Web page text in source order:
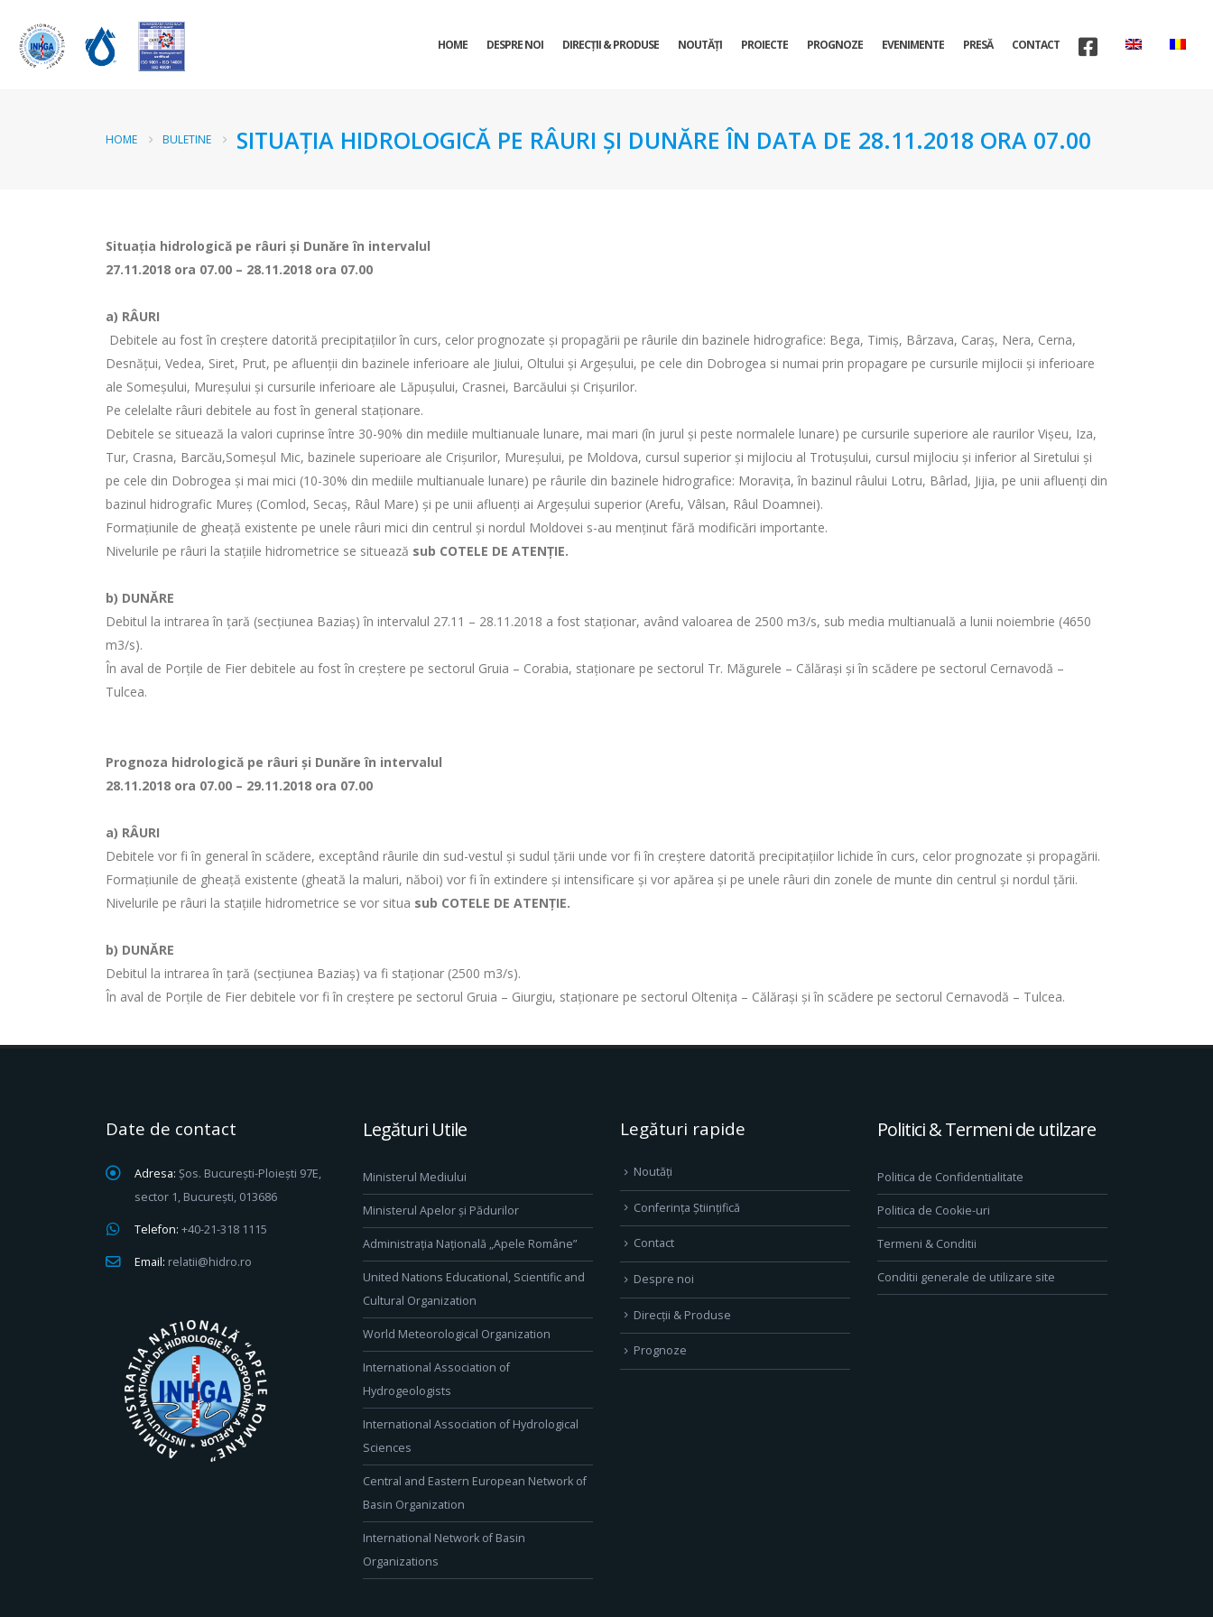
HOME DESPRE NOI DIRECŢII & PRODUSE NOUTĂȚI PROIECTE PROGNOZE EVENIMENTE PRESĂ CONTACT
HOME BULETINE SITUAŢIA HIDROLOGICĂ PE RÂURI ŞI DUNĂRE ÎN DATA DE 28.11.2018 ORA 07.00
Situaţia hidrologică pe râuri şi Dunăre în intervalul
27.11.2018 ora 07.00 – 28.11.2018 ora 07.00
a) RÂURI
Debitele au fost în creștere datorită precipitațiilor în curs, celor prognozate și propagării pe râurile din bazinele hidrografice: Bega, Timiș, Bârzava, Caraș, Nera, Cerna,
Desnățui, Vedea, Siret, Prut, pe afluenții din bazinele inferioare ale Jiului, Oltului și Argeșului, pe cele din Dobrogea si numai prin propagare pe cursurile mijlocii și inferioare
ale Someșului, Mureșului și cursurile inferioare ale Lăpușului, Crasnei, Barcăului și Crișurilor.
Pe celelalte râuri debitele au fost în general staționare.
Debitele se situează la valori cuprinse între 30-90% din mediile multianuale lunare, mai mari (în jurul și peste normalele lunare) pe cursurile superiore ale raurilor Vișeu, Iza,
Tur, Crasna, Barcău,Someșul Mic, bazinele superioare ale Crișurilor, Mureșului, pe Moldova, cursul superior și mijlociu al Trotușului, cursul mijlociu şi inferior al Siretului și
pe cele din Dobrogea şi mai mici (10-30% din mediile multianuale lunare) pe râurile din bazinele hidrografice: Moravița, în bazinul râului Lotru, Bârlad, Jijia, pe unii afluenţi din
bazinul hidrografic Mureș (Comlod, Secaș, Râul Mare) și pe unii afluenți ai Argeșului superior (Arefu, Vâlsan, Râul Doamnei).
Formaţiunile de gheaţă existente pe unele râuri mici din centrul şi nordul Moldovei s-au menţinut fără modificări importante.
Nivelurile pe râuri la staţiile hidrometrice se situează sub COTELE DE ATENŢIE.
b) DUNĂRE
Debitul la intrarea în ţară (secţiunea Baziaş) în intervalul 27.11 – 28.11.2018 a fost staţionar, având valoarea de 2500 m3/s, sub media multianuală a lunii noiembrie (4650
m3/s).
În aval de Porţile de Fier debitele au fost în creștere pe sectorul Gruia – Corabia, staționare pe sectorul Tr. Măgurele – Călărași și în scădere pe sectorul Cernavodă –
Tulcea.
Prognoza hidrologică pe râuri şi Dunăre în intervalul
28.11.2018 ora 07.00 – 29.11.2018 ora 07.00
a) RÂURI
Debitele vor fi în general în scădere, exceptând râurile din sud-vestul și sudul țării unde vor fi în creștere datorită precipitațiilor lichide în curs, celor prognozate și propagării.
Formaţiunile de gheaţă existente (gheată la maluri, năboi) vor fi în extindere şi intensificare şi vor apărea şi pe unele râuri din zonele de munte din centrul și nordul ţării.
Nivelurile pe râuri la staţiile hidrometrice se vor situa sub COTELE DE ATENŢIE.
b) DUNĂRE
Debitul la intrarea în ţară (secţiunea Baziaş) va fi staţionar (2500 m3/s).
În aval de Porţile de Fier debitele vor fi în creştere pe sectorul Gruia – Giurgiu, staţionare pe sectorul Olteniţa – Călăraşi și în scădere pe sectorul Cernavodă – Tulcea.
Date de contact
Adresa: Șos. București-Ploiești 97E,
sector 1, București, 013686
Telefon: +40-21-318 1115
Email: relatii@hidro.ro
Legături Utile
Ministerul Mediului
Ministerul Apelor și Pădurilor
Administrația Națională „Apele Române”
United Nations Educational, Scientific and
Cultural Organization
World Meteorological Organization
International Association of
Hydrogeologists
International Association of Hydrological
Sciences
Central and Eastern European Network of
Basin Organization
International Network of Basin
Organizations
Legături rapide
Noutăți
Conferința Științifică
Contact
Despre noi
Direcţii & Produse
Prognoze
Politici & Termeni de utilzare
Politica de Confidentialitate
Politica de Cookie-uri
Termeni & Conditii
Conditii generale de utilizare site